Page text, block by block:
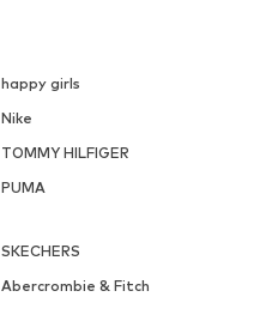
happy girls
Nike
TOMMY HILFIGER
PUMA
SKECHERS
Abercrombie & Fitch